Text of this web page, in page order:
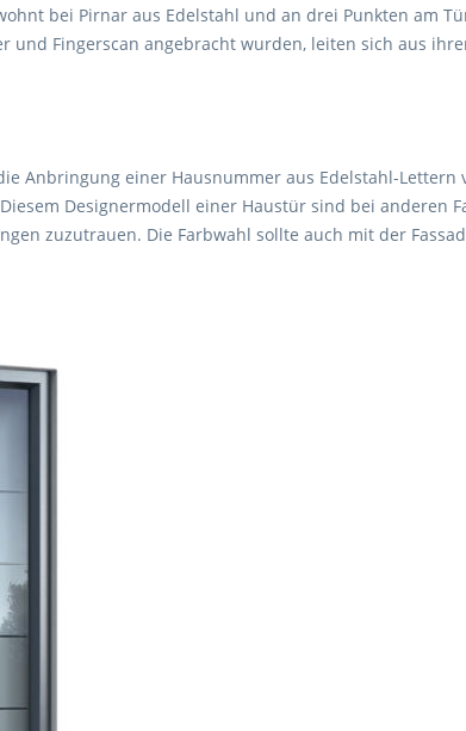
bei Pirnar aus Edelstahl und an drei Punkten am
Fingerscan angebracht wurden, leiten sich aus
Anbringung einer Hausnummer aus Edelstahl-Lettern
Designermodell einer Haustür sind bei anderen
zuzutrauen. Die Farbwahl sollte auch mit der